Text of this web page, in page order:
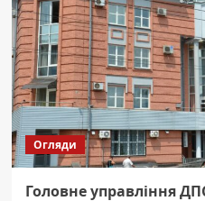
роботи
торгового
центру
Огляди
Головне управління